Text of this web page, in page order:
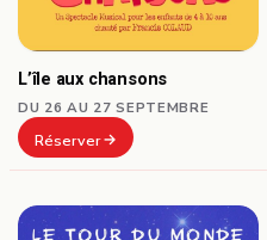
L’île aux chansons
DU 26 AU 27 SEPTEMBRE
Réserver